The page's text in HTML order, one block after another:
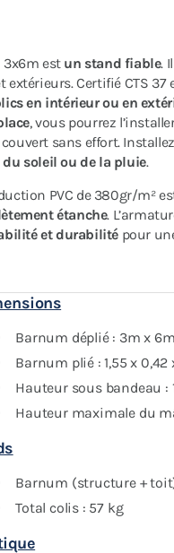
3x6m est un stand fiable.
Certifié CTS
en intérieur ou en
, vous pourrez
sans effort.
du soleil ou de la pluie.
PVC de 380gr/m²
étanche.
et durabilité pour
Barnum déplié : 3m x
Barnum plié : 1,55 x 0,42
Hauteur sous bandeau :
Hauteur maximale du
Barnum (structure +
Total colis : 57 kg